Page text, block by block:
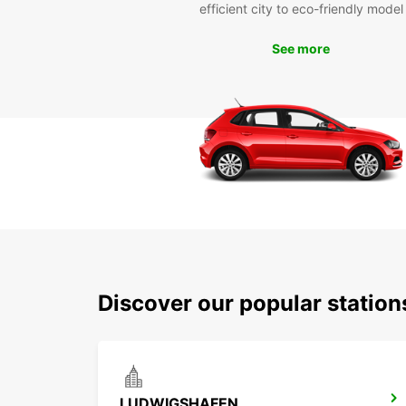
efficient city to eco-friendly model
See more
Discover our popular